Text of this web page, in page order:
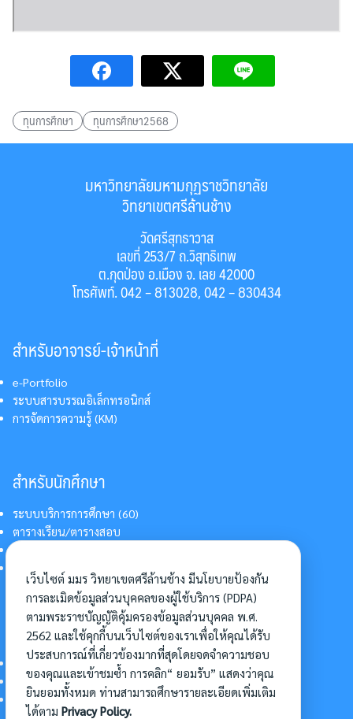
ทุนการศึกษา ทุนการศึกษา2568
มหาวิทยาลัยมหามกุฏราชวิทยาลัย
วิทยาเขตศรีล้านช้าง
วัดศรีสุทธาวาส
เลขที่ 253/7 ถ.วิสุทธิเทพ
ต.กุดป่อง อ.เมือง จ. เลย 42000
โทรศัพท์. 042 – 813028, 042 – 830434
สำหรับอาจารย์-เจ้าหน้าที่
e-Portfolio
ระบบสารบรรณอิเล็กทรอนิกส์
การจัดการความรู้ (KM)
สำหรับนักศึกษา
ระบบบริการการศึกษา (60)
ตารางเรียน/ตารางสอบ
การแต่งกายนักศึกษา
อื่นๆ
การเข้าศึกษาต่อ
ดาวน์โหลดแบบฟอร์ม
การบริหารจัดการโครงการ
เว็บไซต์ มมร วิทยาเขตศรีล้านช้าง มีนโยบายป้องกัน
การละเมิดข้อมูลส่วนบุคคลของผู้ใช้บริการ (PDPA)
ตามพระราชบัญญัติคุ้มครองข้อมูลส่วนบุคคล พ.ศ.
2562 และใช้คุกกี้บนเว็บไซต์ของเราเพื่อให้คุณได้รับ
ประสบการณ์ที่เกี่ยวข้องมากที่สุดโดยจดจำความชอบ
ของคุณและเข้าชมซ้ำ การคลิก“ ยอมรับ” แสดงว่าคุณ
ยินยอมทั้งหมด ท่านสามารถศึกษารายละเอียดเพิ่มเติม
ได้ตาม Privacy Policy.